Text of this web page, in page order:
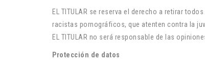
EL TITULAR se reserva el derecho a retirar
racistas pornográficos, que atenten contra la
EL TITULAR no será responsable de las
Protección de datos